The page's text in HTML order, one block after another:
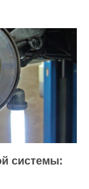
системы: